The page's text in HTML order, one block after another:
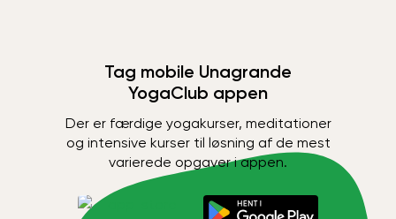
Tag mobile Unagrande
YogaClub appen
Der er færdige yogakurser, meditationer
og intensive kurser til løsning af de mest
varierede opgaver i appen.